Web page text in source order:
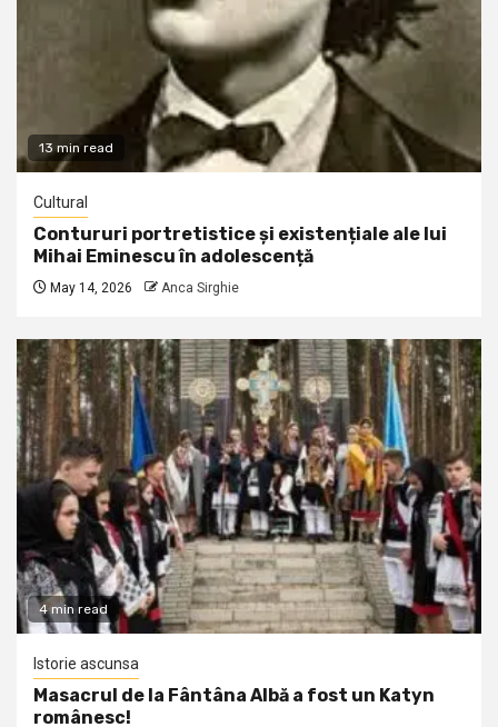
13 min read
Cultural
Contururi portretistice și existențiale ale lui
Mihai Eminescu în adolescență
May 14, 2026 Anca Sirghie
4 min read
Istorie ascunsa
Masacrul de la Fântâna Albă a fost un Katyn
românesc!